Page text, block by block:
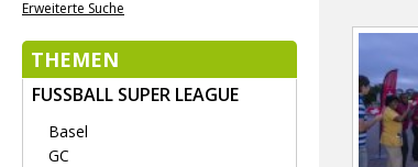
Erweiterte Suche
THEMEN
FUSSBALL SUPER LEAGUE
Basel
GC